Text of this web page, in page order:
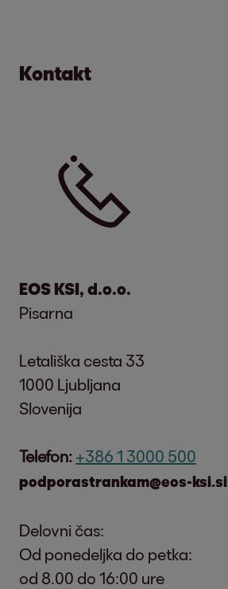
Kontakt
EOS KSI, d.o.o.
Pisarna
Letališka cesta 33
1000 Ljubljana
Slovenija
Telefon: +386 1 3000 500
podporastrankam@eos-ksi.si
Delovni čas:
Od ponedeljka do petka:
od 8.00 do 16:00 ure